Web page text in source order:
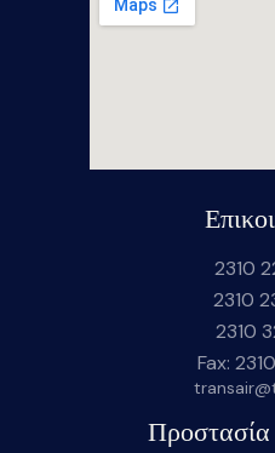
2310
2310
2310
Fax: